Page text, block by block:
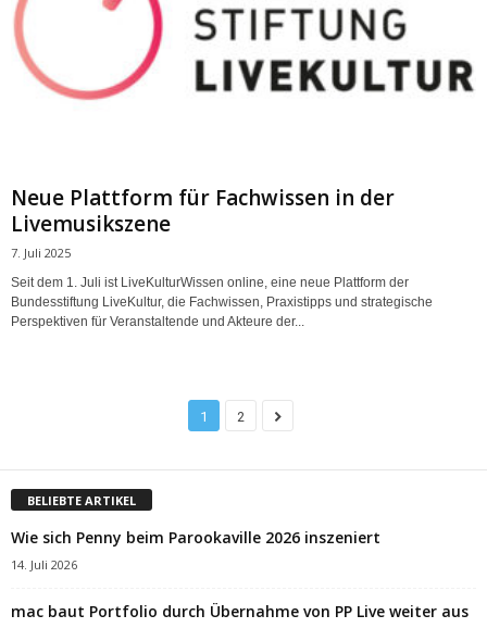
Neue Plattform für Fachwissen in der
Livemusikszene
7. Juli 2025
Seit dem 1. Juli ist LiveKulturWissen online, eine neue Plattform der
Bundesstiftung LiveKultur, die Fachwissen, Praxistipps und strategische
Perspektiven für Veranstaltende und Akteure der...
1 2
BELIEBTE ARTIKEL
Wie sich Penny beim Parookaville 2026 inszeniert
14. Juli 2026
mac baut Portfolio durch Übernahme von PP Live weiter aus